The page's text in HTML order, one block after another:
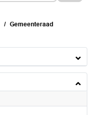
Gemeenteraad